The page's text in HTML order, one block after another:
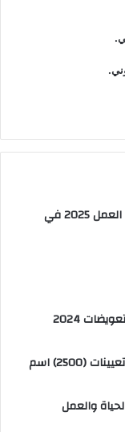
رابط استمارة العاطلين عن العمل 2025 في
2024
اسم
والعمل